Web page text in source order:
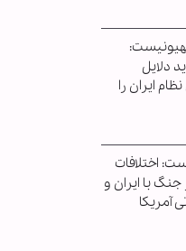
دلایل
ایران را
اختلافات
با ایران و
آمریکا